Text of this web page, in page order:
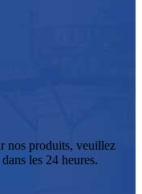
nos produits, veuillez
les 24 heures.